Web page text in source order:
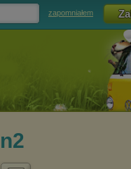
zapomniałem